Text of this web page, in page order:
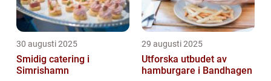
30 augusti 2025
Smidig catering i
Simrishamn
29 augusti 2025
Utforska utbudet av
hamburgare i Bandhagen